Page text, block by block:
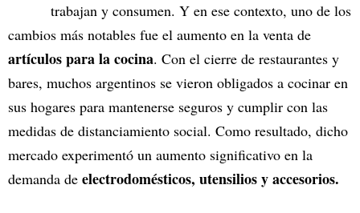
trabajan y consumen. Y en ese contexto, uno de los
cambios más notables fue el aumento en la venta de
artículos para la cocina. Con el cierre de restaurantes y
bares, muchos argentinos se vieron obligados a cocinar en
sus hogares para mantenerse seguros y cumplir con las
medidas de distanciamiento social. Como resultado, dicho
mercado experimentó un aumento significativo en la
demanda de electrodomésticos, utensilios y accesorios.